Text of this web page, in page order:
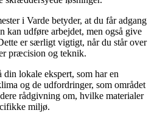
i Varde betyder, at du får adgang
kan udføre arbejdet, men også give
er særligt vigtigt, når du står over
præcision og teknik.
din lokale ekspert, som har en
og de udfordringer, som området
rådgivning om, hvilke materialer
miljø.